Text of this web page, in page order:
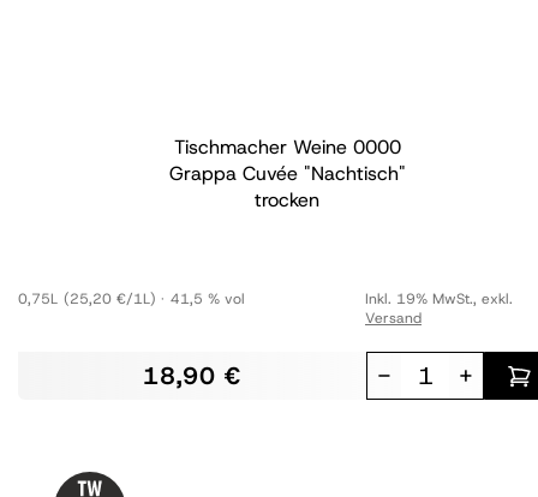
Tischmacher Weine 0000
Grappa Cuvée "Nachtisch"
trocken
0,75L (25,20 €/1L) 41,5 % vol
18,90 €
Inkl. 19% MwSt., exkl.
Versand
- +